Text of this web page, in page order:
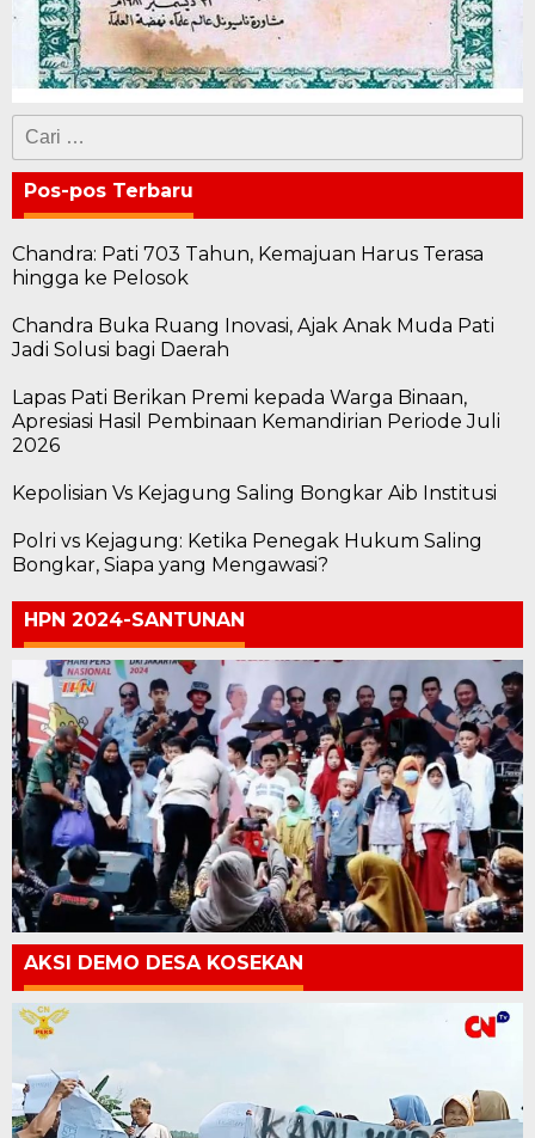
Cari
untuk:
Pos-pos Terbaru
Chandra: Pati 703 Tahun, Kemajuan Harus Terasa
hingga ke Pelosok
Chandra Buka Ruang Inovasi, Ajak Anak Muda Pati
Jadi Solusi bagi Daerah
Lapas Pati Berikan Premi kepada Warga Binaan,
Apresiasi Hasil Pembinaan Kemandirian Periode Juli
2026
Kepolisian Vs Kejagung Saling Bongkar Aib Institusi
Polri vs Kejagung: Ketika Penegak Hukum Saling
Bongkar, Siapa yang Mengawasi?
HPN 2024-SANTUNAN
AKSI DEMO DESA KOSEKAN